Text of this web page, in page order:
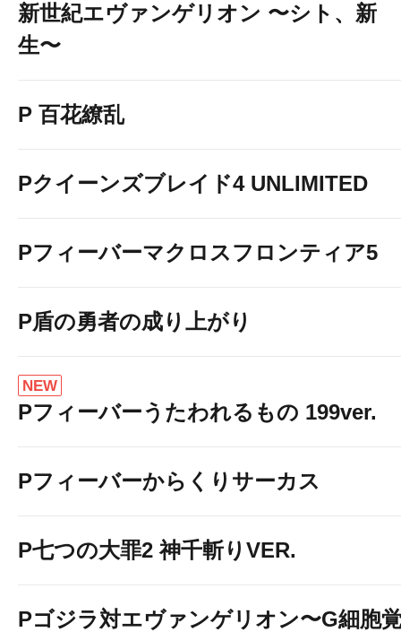
新世紀エヴァンゲリオン 〜シト、新
生〜
P 百花繚乱
Pクイーンズブレイド4 UNLIMITED
Pフィーバーマクロスフロンティア5
P盾の勇者の成り上がり
NEW
Pフィーバーうたわれるもの 199ver.
Pフィーバーからくりサーカス
P七つの大罪2 神千斬りVER.
Pゴジラ対エヴァンゲリオン〜G細胞